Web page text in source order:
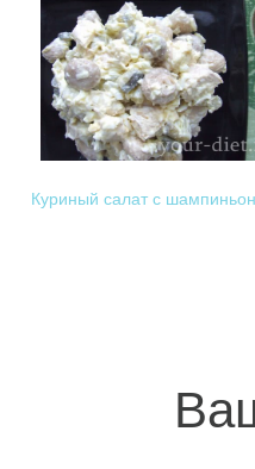
Куриный салат с